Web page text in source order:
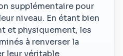
supplémentaire pour
niveau. En étant bien
et physiquement, les
à renverser la
leur véritable